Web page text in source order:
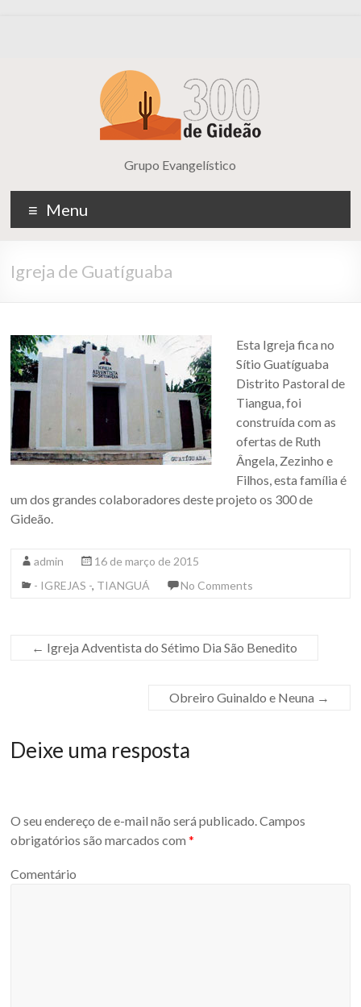
Grupo Evangelístico
Menu
Igreja de Guatíguaba
Esta Igreja fica no
Sítio Guatíguaba
Distrito Pastoral de
Tiangua, foi
construída com as
ofertas de Ruth
Ângela, Zezinho e
Filhos, esta família é
um dos grandes colaboradores deste projeto os 300 de
Gideão.
admin
16 de março de 2015
- IGREJAS -, TIANGUÁ No Comments
← Igreja Adventista do Sétimo Dia São Benedito
Obreiro Guinaldo e Neuna →
Deixe uma resposta
O seu endereço de e-mail não será publicado.Campos
obrigatórios são marcados com*
Comentário